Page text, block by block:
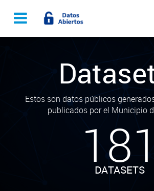
Estos son datos públicos
publicados por el Municipio
181
DATASETS